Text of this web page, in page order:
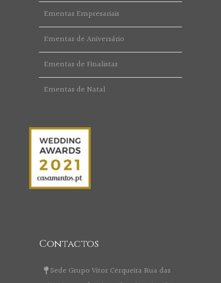
Ementas Empresariais
Ementas de Aniversário
Ementas de Finalistas
Ementas de Natal
Contactos
Sede Grupo Vitor Cerqueira Rua das